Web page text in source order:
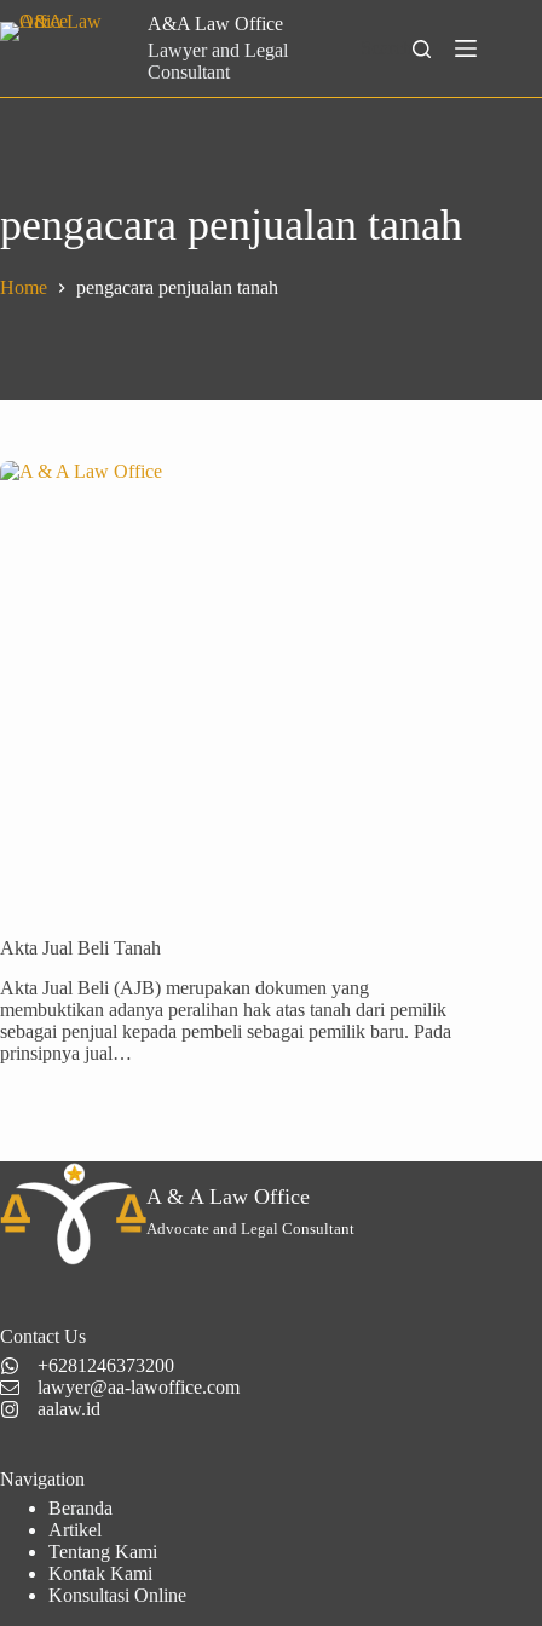
to
A&A Law Office
Lawyer and Legal
Consultant
Search
pengacara penjualan tanah
Home pengacara penjualan tanah
Akta Jual Beli Tanah
Akta Jual Beli (AJB) merupakan dokumen yang
membuktikan adanya peralihan hak atas tanah dari pemilik
sebagai penjual kepada pembeli sebagai pemilik baru. Pada
prinsipnya jual…
A & A Law Office
Advocate and Legal Consultant
Contact Us
+6281246373200
lawyer@aa-lawoffice.com
aalaw.id
Navigation
Beranda
Artikel
Tentang Kami
Kontak Kami
Konsultasi Online